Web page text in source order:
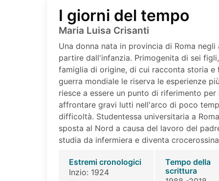
I giorni del tempo
Maria Luisa Crisanti
Una donna nata in provincia di Roma
partire dall'infanzia. Primogenita di sei
famiglia di origine, di cui racconta storia e
guerra mondiale le riserva le esperienze
riesce a essere un punto di riferimento
affrontare gravi lutti nell'arco di poco
difficoltà. Studentessa universitaria a
sposta al Nord a causa del lavoro del
studia da infermiera e diventa
Estremi cronologici
Inzio: 1924
Tempo della
scrittura